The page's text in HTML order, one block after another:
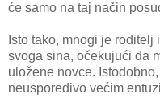
će samo na taj način
Isto tako, mnogi je roditelj
svoga sina, očekujući da
uložene novce.
neusporedivo većim